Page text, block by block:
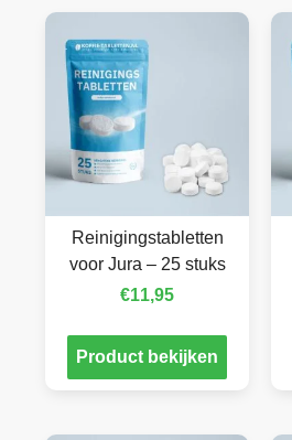
Reinigingstabletten
voor Jura – 25 stuks
€11,95
Product bekijken